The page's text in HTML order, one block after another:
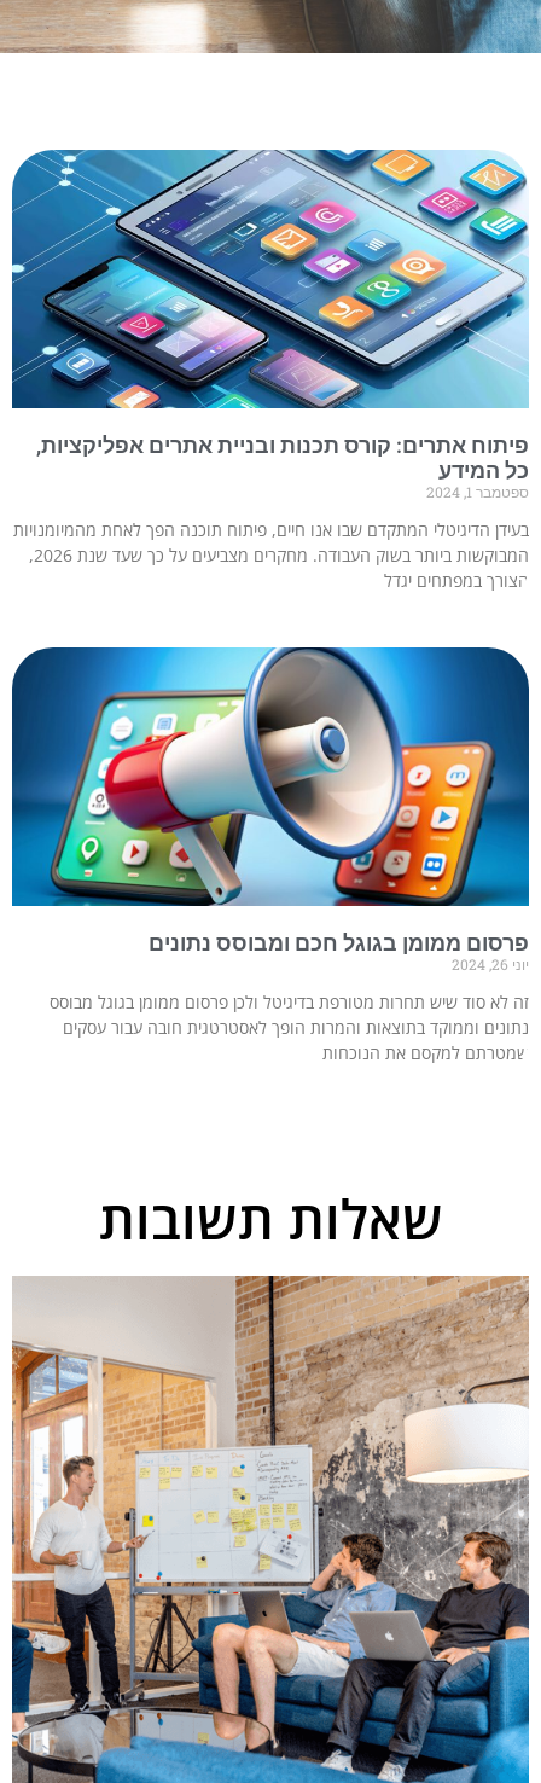
פיתוח אתרים: קורס תכנות ובניית אתרים אפליקציות,
כל המידע
ספטמבר 1, 2024
בעידן הדיגיטלי המתקדם שבו אנו חיים, פיתוח תוכנה הפך לאחת מהמיומנויות
המבוקשות ביותר בשוק העבודה. מחקרים מצביעים על כך שעד שנת 2026,
הצורך במפתחים יגדל
פרסום ממומן בגוגל חכם ומבוסס נתונים
יוני 26, 2024
זה לא סוד שיש תחרות מטורפת בדיגיטל ולכן פרסום ממומן בגוגל מבוסס
נתונים וממוקד בתוצאות והמרות הופך לאסטרטגית חובה עבור עסקים
שמטרתם למקסם את הנוכחות
שאלות תשובות